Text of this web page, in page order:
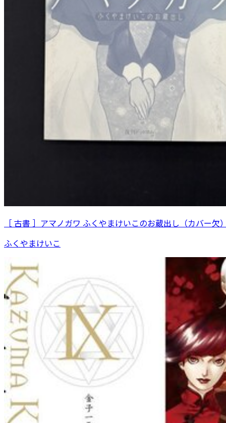
［ 古書 ］アマノガワ ふくやまけいこのお蔵出し（カバー欠
ふくやまけいこ